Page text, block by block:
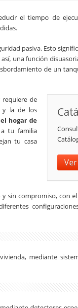
el tiempo de
pasiva. Esto
una función
de un
de
y la de los
hogar de
tu familia
tu casa
sin compromiso, con
mediante